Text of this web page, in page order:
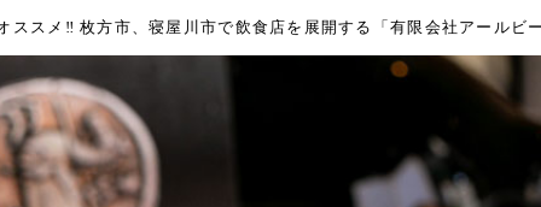
ススメ‼︎ 枚方市、寝屋川市で飲食店を展開する「有限会社アールビ